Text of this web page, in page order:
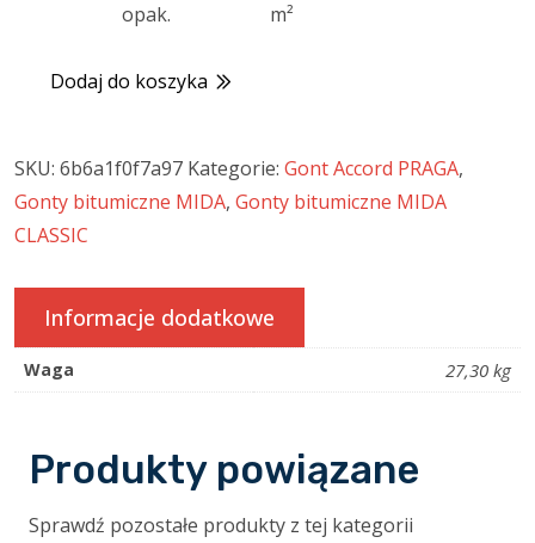
opak.
m²
Dodaj do koszyka
SKU: 6b6a1f0f7a97 Kategorie: Gont Accord PRAGA,
Gonty bitumiczne MIDA, Gonty bitumiczne MIDA
CLASSIC
Informacje dodatkowe
Waga 27,30 kg
Produkty powiązane
Sprawdź pozostałe produkty z tej kategorii